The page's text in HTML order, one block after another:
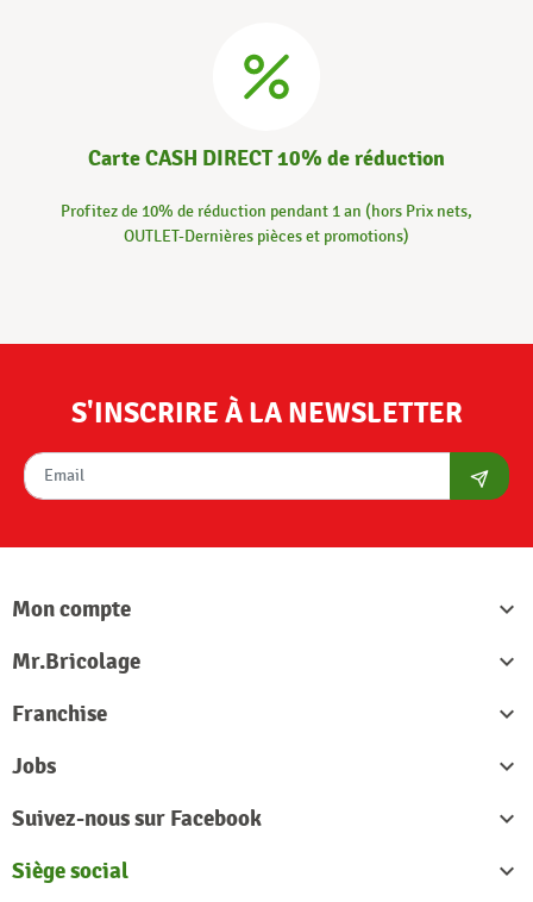
Carte CASH DIRECT 10% de réduction
Profitez de 10% de réduction pendant 1 an (hors Prix nets,
OUTLET-Dernières pièces et promotions)
S'INSCRIRE À LA NEWSLETTER
Mon compte

Mr.Bricolage

Franchise

Jobs

Suivez-nous sur Facebook

Siège social
